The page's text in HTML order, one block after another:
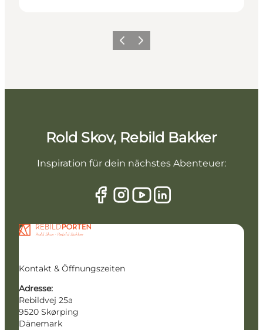
Vorherige Folie
Nächste Folie
Rold Skov, Rebild Bakker
Inspiration für dein nächstes Abenteuer:
Kontakt & Öffnungszeiten
Adresse:
Rebildvej 25a
9520 Skørping
Dänemark